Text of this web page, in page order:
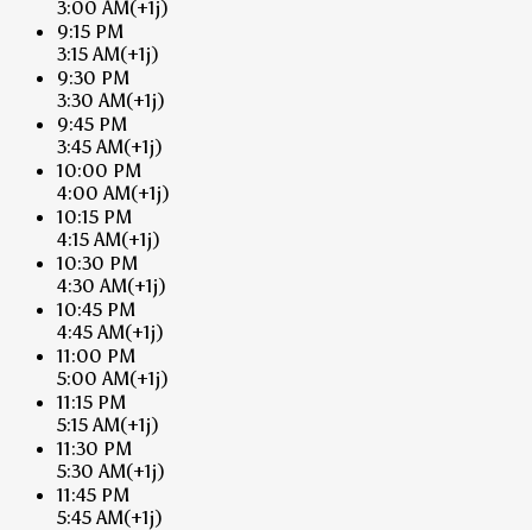
3:00 AM(+1j)
9:15 PM
3:15 AM(+1j)
9:30 PM
3:30 AM(+1j)
9:45 PM
3:45 AM(+1j)
10:00 PM
4:00 AM(+1j)
10:15 PM
4:15 AM(+1j)
10:30 PM
4:30 AM(+1j)
10:45 PM
4:45 AM(+1j)
11:00 PM
5:00 AM(+1j)
11:15 PM
5:15 AM(+1j)
11:30 PM
5:30 AM(+1j)
11:45 PM
5:45 AM(+1j)